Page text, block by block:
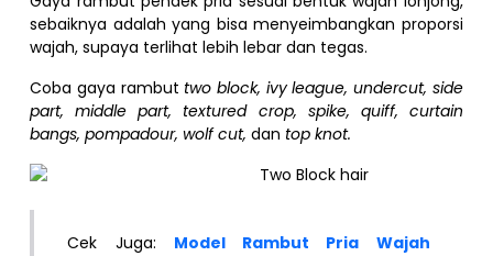
sebaiknya adalah yang bisa menyeimbangkan proporsi
wajah, supaya terlihat lebih lebar dan tegas.
Coba gaya rambut two block, ivy league, undercut, side
part, middle part, textured crop, spike, quiff, curtain
bangs, pompadour, wolf cut,dan top knot.
Cek Juga: Model Rambut Pria Wajah